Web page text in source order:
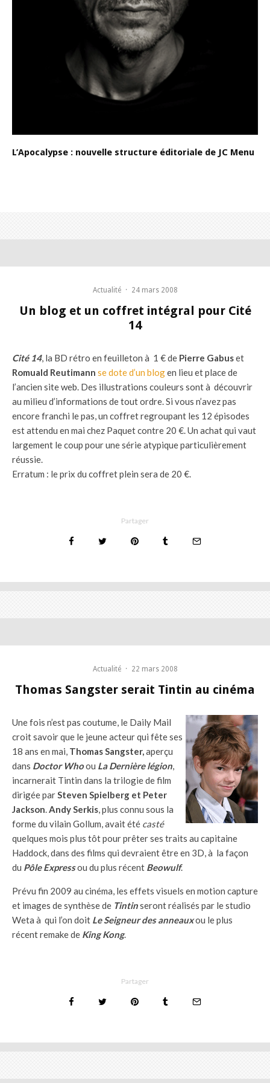
L’Apocalypse : nouvelle structure éditoriale de JC Menu
Actualité · 24 mars 2008
Un blog et un coffret intégral pour Cité
14
Cité 14, la BD rétro en feuilleton à 1 € de Pierre Gabuset
Romuald Reutimann se dote d’un blogen lieu et place de
l’ancien site web. Des illustrations couleurs sont à découvrir
au milieu d’informations de tout ordre. Si vous n’avez pas
encore franchi le pas, un coffret regroupant les 12 épisodes
est attendu en mai chez Paquet contre 20 €. Un achat qui vaut
largement le coup pour une série atypique particulièrement
réussie.
Erratum : le prix du coffret plein sera de 20 €.
Partager
Actualité · 22 mars 2008
Thomas Sangster serait Tintin au cinéma
Une fois n’est pas coutume, le Daily Mail
croit savoir que le jeune acteur qui fête ses
18 ans en mai, Thomas Sangster,aperçu
dans Doctor Whoou La Dernière légion,
incarnerait Tintin dans la trilogie de film
dirigée parSteven Spielberg et Peter
Jackson.Andy Serkis, plus connu sous la
forme du vilain Gollum, avait été casté
quelques mois plus tôt pour prêter ses traits au capitaine
Haddock, dans des films qui devraient être en 3D, à la façon
du Pôle Expressou du plus récent Beowulf.
Prévu fin 2009 au cinéma, les effets visuels en motion capture
et images de synthèse de Tintinseront réalisés par le studio
Weta à qui l’on doit Le Seigneur des anneauxou le plus
récent remake de King Kong.
Partager